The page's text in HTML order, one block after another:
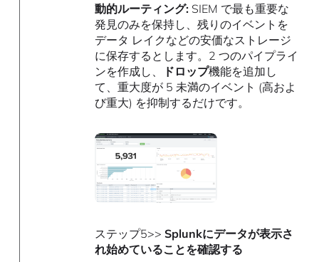
動的ルーティング: SIEM で最も重要な
発見のみを保持し、残りのイベントを
データ レイクなどの安価なストレージ
に保存するとします。2 つのパイプライ
ンを作成し、
ドロップ機能を追加し
て、重大度が 5 未満のイベント (高およ
び重大) を抑制するだけです。
ステップ5>>Splunkにデータが表示さ
れ始めていることを確認する